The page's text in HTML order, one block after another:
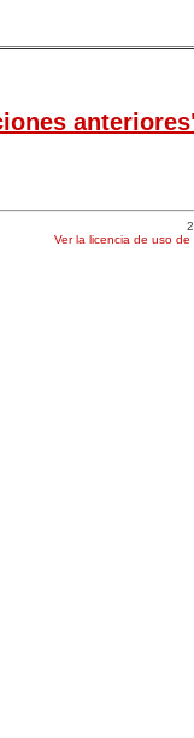
Ver la licencia de uso